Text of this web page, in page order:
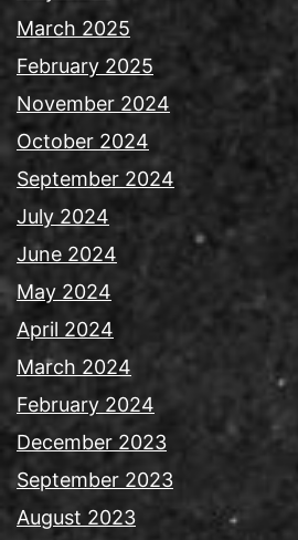
March 2025
February 2025
November 2024
October 2024
September 2024
July 2024
June 2024
May 2024
April 2024
March 2024
February 2024
December 2023
September 2023
August 2023